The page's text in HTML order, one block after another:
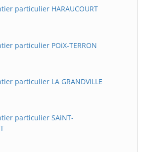
particulier HARAUCOURT
particulier POiX-TERRON
particulier LA GRANDViLLE
particulier SAiNT-